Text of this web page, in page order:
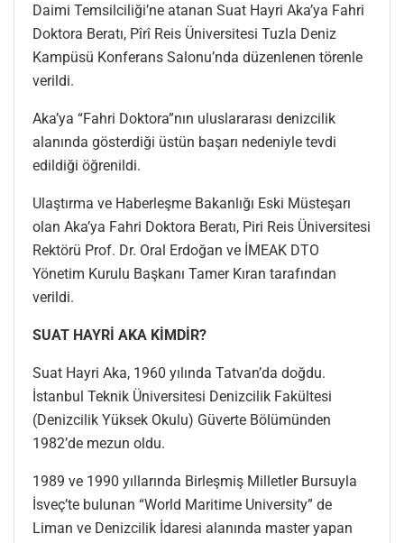
Daimi Temsilciliği’ne atanan Suat Hayri Aka’ya Fahri
Doktora Beratı, Pîrî Reis Üniversitesi Tuzla Deniz
Kampüsü Konferans Salonu’nda düzenlenen törenle
verildi.
Aka’ya “Fahri Doktora”nın uluslararası denizcilik
alanında gösterdiği üstün başarı nedeniyle tevdi
edildiği öğrenildi.
Ulaştırma ve Haberleşme Bakanlığı Eski Müsteşarı
olan Aka’ya Fahri Doktora Beratı, Piri Reis Üniversitesi
Rektörü Prof. Dr. Oral Erdoğan ve İMEAK DTO
Yönetim Kurulu Başkanı Tamer Kıran tarafından
verildi.
SUAT HAYRİ AKA KİMDİR?
Suat Hayri Aka, 1960 yılında Tatvan’da doğdu.
İstanbul Teknik Üniversitesi Denizcilik Fakültesi
(Denizcilik Yüksek Okulu) Güverte Bölümünden
1982’de mezun oldu.
1989 ve 1990 yıllarında Birleşmiş Milletler Bursuyla
İsveç’te bulunan “World Maritime University” de
Liman ve Denizcilik İdaresi alanında master yapan